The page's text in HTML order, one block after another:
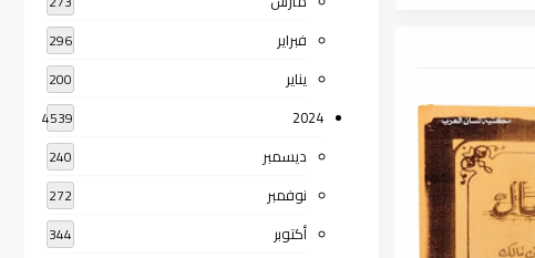
فبراير 296
يناير 200
2024
4539
ديسمبر 240
نوفمبر 272
أكتوبر 344